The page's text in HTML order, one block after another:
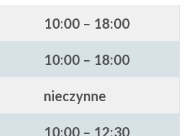
10:00 – 18:00
10:00 – 18:00
nieczynne
10:00 – 12:30